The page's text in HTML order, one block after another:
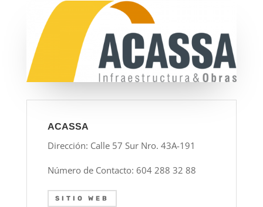
ACASSA
Dirección: Calle 57 Sur Nro. 43A-191
Número de Contacto: 604 288 32 88
SITIO WEB